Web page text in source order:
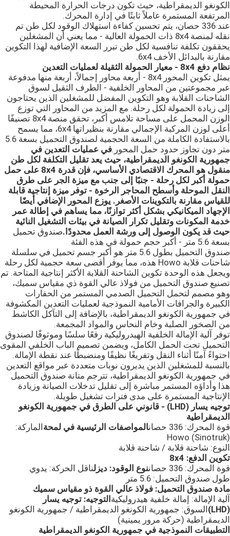
الكونغو الديمقراطية، حيث تكون درجات الحرارة المحيطة
المرتفعة المستمرة عاملاً ثابتًا في إدارة المحرك.
عند 336 حصان، يتم تحسين كفاءة استهلاك الوقود لكل طن تم
نقله لمنصة 8x4 ذات الحمولة العالية - مما يعني أن المشغلين
يحققون تكلفة تنافسية لكل طن تبرر السعة الإضافية لهذا التكوين
مقارنة بالبدائل الأخف 6x4.
نظام دفع 8x4 - معيار الحمولة الثقيلة لعمليات التعدين
يمثل تكوين المحور 8x4 - أربعة محاور إجمالاً، أربعة منها مدفوعة
عبر مجموعتين من المحاور الخلفية - الطرف الثقيل لسوق
الشاحنات القلابة وهو التكوين المفضل للمشغلين الذين يحتاجون
إلى زيادة الحمولة لكل رحلة. مع المزيد من المحاور التي توزع
الوزن المحمل على مساحة تلامس أكبر، تحقق منصة 8x4 تصنيفًا
أعلى لوزن المركبة الإجمالي مقارنة بنظيراتها 6x4، مما يسمح
بالاستفادة الكاملة من السعة الحجمية لصندوق التحميل بسعة 5.6
متر دون تجاوز حدود حمل المحور.في عمليات التعدين في
جمهورية الكونغو الديمقراطية، حيث يعد تقليل التكلفة لكل طن
منقول هو المحرك الاقتصادي الأساسي، فإن قدرة 8x4 على حمل
حمولة أكبر لكل رحلة - جنبًا إلى جنب مع ميزة الجر على طرق
النقل الموحلة وأسطح المحاجر الرخوة - توفر ميزة إنتاجية قابلة
للقياس مقارنة بالتكوينات الأصغر. يوزع المحور الإضافي أيضًا
الإجهاد الميكانيكي بشكل أكثر توازنًا، مما يساهم في إطالة عمر
خدمة المكونات وتقليل تكرار الصيانة في بيئات التشغيل النائية
حيث قد يكون الوصول إلى ورشة العمل محدودًا.صندوق تحميل
بسعة 5.6 متر - أكبر حجم حمولة في هذه الفئة
صندوق التحميل بطول 5.6 متر هو أكبر جسم تحميل في سلسلة
شاحنات قلابة Howo هذه، مما يوفر أقصى سعة حجمية لكل رحلة
ويجعل هذه الوحدة تكوين الشاحنة القلابة الأكثر إنتاجية المتاحة. تم
تصنيع صندوق التحميل من فولاذ عالي القوة ذي مقياس سميك،
وهو مصمم لتحمل التحميل الصدمي المستمر من الحفارات
الكبيرة والجرافات الأمامية النموذجية لعمليات التعدين المكشوفة
في جمهورية الكونغو الديمقراطية، بالإضافة إلى التآكل الكاشط
من الصخور الصلبة وخام النحاس والمواد المجمعة.
توفر آلية الإمالة الخلفية الهيدروليكية رفعًا سلسًا وموثوقًا لصندوق
التحميل تحت الحمل الكامل، ويضمن تصميم الباب الخلفي المقوى
احتواءً آمنًا أثناء النقل وتفريغًا نظيفًا ومنضبطًا عند نقطة الإمالة.
بالنسبة للمشغلين الذين يديرون نوبات متعددة عبر مواقع التعدين
في جمهورية الكونغو الديمقراطية، تترجم متانة صندوق التحميل
هذا وأداؤه المستمر مباشرة إلى تقليل تدخلات الصيانة وزيادة
الإنتاجية المستمرة على مدى فترات تشغيل طويلة.
توجيه يسار (LHD) - قانوني على الطرق في جمهورية الكونغو
الديمقراطية
قوة المحرك: 336 حصان
المواصفات الرئيسية في لمحة الماركة:
Howo (Sinotruk)
النوع: شاحنة قلابة / شاحنة قلابة
تكوين الدفع: 8x4
قوة المحرك: 336 حصان
نوع الوقود: ديزلناقل الحركة: يدوي
طول صندوق التحميل: 5.6 متر
مادة صندوق التحميل: فولاذ عالي القوة ذو مقياس سميك
آلية الإمالة: إمالة خلفية هيدروليكية التوجيه: توجيه يسار
(LHD)
السوق: جمهورية الكونغو الديمقراطية / جمهورية الكونغو
الديمقراطية (حركة مرور يمينية)
التطبيقات النموذجية في جمهورية الكونغو الديمقراطية